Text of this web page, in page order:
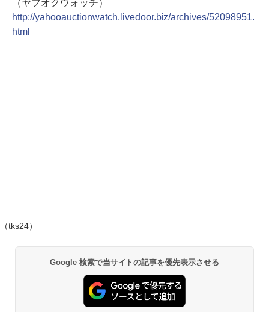
（ヤフオクウォッチ）
http://yahooauctionwatch.livedoor.biz/archives/52098951.
html
（tks24）
Google 検索で当サイトの記事を優先表示させる